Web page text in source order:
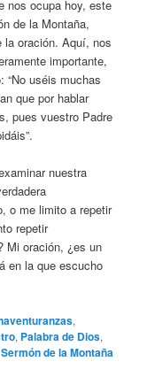
nos ocupa hoy, este
de la Montaña,
la oración. Aquí, nos
importante,
“No uséis muchas
que por hablar
pues vuestro Padre
nuestra
o me limito a repetir
repetir
Mi oración, ¿es un
en la que escucho
,
, Palabra de Dios,
Sermón de la Montaña